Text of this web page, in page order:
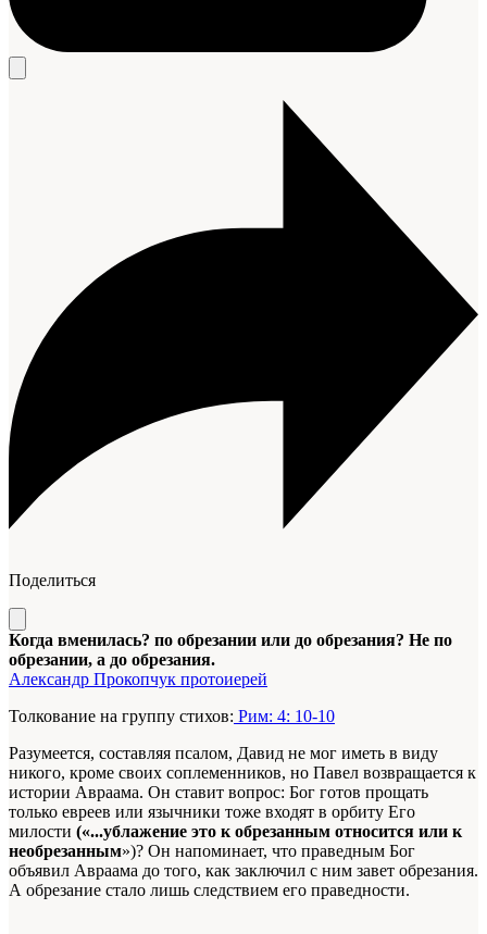
Поделиться
Когда вменилась? по обрезании или до обрезания? Не по
обрезании, а до обрезания.
Александр Прокопчук протоиерей
Толкование на группу стихов: Рим: 4: 10-10
Разумеется, составляя псалом, Давид не мог иметь в виду
никого, кроме своих соплеменников, но Павел возвращается к
истории Авраама. Он ставит вопрос: Бог готов прощать
только евреев или язычники тоже входят в орбиту Его
милости («...ублажение это к обрезанным относится или к
необрезанным»)? Он напоминает, что праведным Бог
объявил Авраама до того, как заключил с ним завет обрезания.
А обрезание стало лишь следствием его праведности.